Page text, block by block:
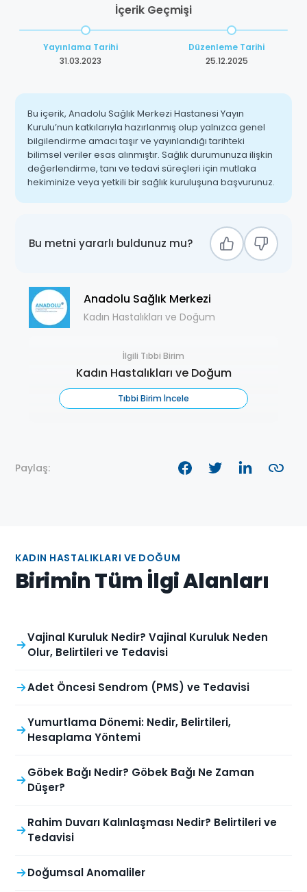
İçerik Geçmişi
Yayınlama Tarihi
31.03.2023
Düzenleme Tarihi
25.12.2025
Bu içerik, Anadolu Sağlık Merkezi Hastanesi Yayın
Kurulu’nun katkılarıyla hazırlanmış olup yalnızca genel
bilgilendirme amacı taşır ve yayınlandığı tarihteki
bilimsel veriler esas alınmıştır. Sağlık durumunuza ilişkin
değerlendirme, tanı ve tedavi süreçleri için mutlaka
hekiminize veya yetkili bir sağlık kuruluşuna başvurunuz.
Bu metni yararlı buldunuz mu?
Anadolu Sağlık Merkezi
Kadın Hastalıkları ve Doğum
İlgili Tıbbi Birim
Kadın Hastalıkları ve Doğum
Tıbbi Birim İncele
Paylaş:
KADIN HASTALIKLARI VE DOĞUM
Birimin Tüm İlgi Alanları
Vajinal Kuruluk Nedir? Vajinal Kuruluk Neden
Olur, Belirtileri ve Tedavisi
Adet Öncesi Sendrom (PMS) ve Tedavisi
Yumurtlama Dönemi: Nedir, Belirtileri,
Hesaplama Yöntemi
Göbek Bağı Nedir? Göbek Bağı Ne Zaman
Düşer?
Rahim Duvarı Kalınlaşması Nedir? Belirtileri ve
Tedavisi
Doğumsal Anomaliler